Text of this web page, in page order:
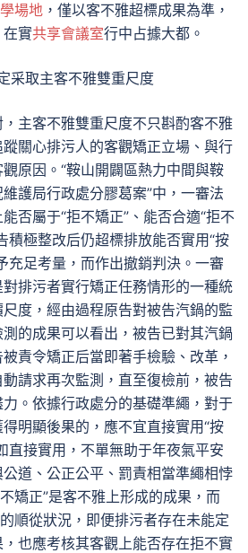
場地 ，僅以客不雅超標成果為準，
在實共享會議室行中占據大都。
采取主客不雅雙重尺度
主客不雅雙重尺度不只斟酌客不雅
關心排污人的客觀矯正立場、與行
原因。“鞍山開闢區熱力中間與鞍
護局行政處分膠葛案”中，一審法
否屬于“拒不矯正”、能否合適“拒不
積極整改后仍超標排放能否實用“按
充足考量，而作出撤銷判決。一審
排污者實行矯正任務情形的一種統
度，經由過程原告對被告汽鍋的監
的成果可以看出，被告已對其汽鍋
責令矯正后當即著手檢驗、改革，
請求再次監測，直至復檢前，被告
。依據行政處分的基礎準繩，對于
明顯後果的，應不宜直接實用“按
直接實用，不單無助于年夜氣平安
道、公正公平、罰責相當準繩相悖
矯正”是客不雅上形成的成果，而
順從狀況，即便排污者存在未能定
也應考核其客觀上能否存在拒不實